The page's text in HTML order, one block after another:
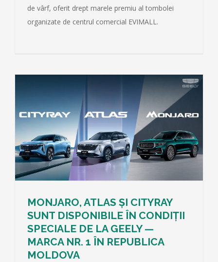
de vârf, oferit drept marele premiu al tombolei
organizate de centrul comercial EVIMALL.
MONJARO, ATLAS ȘI CITYRAY
SUNT DISPONIBILE ÎN CONDIȚII
SPECIALE DE LA GEELY —
MARCA NR. 1 ÎN REPUBLICA
MOLDOVA